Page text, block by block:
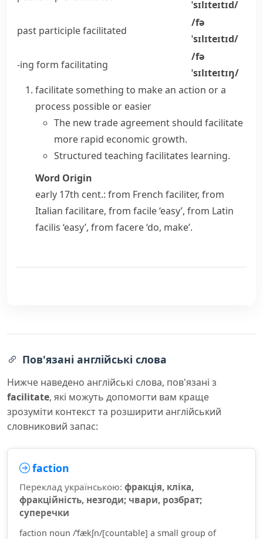
ˈsɪlɪteɪtɪd/
past participlefacilitated
/fə
ˈsɪlɪteɪtɪd/
-ing form facilitating
/fə
ˈsɪlɪteɪtɪŋ/
facilitate something to make an action or a
process possible or easier
The new trade agreement should facilitate
more rapid economic growth.
Structured teaching facilitates learning.
Word Origin
early 17th cent.: from French faciliter, from
Italian facilitare, from facile‘easy’, from Latin
facilis ‘easy’, from facere‘do, make’.
Пов'язані англійські слова
Нижче наведено англійські слова, пов'язані з
facilitate, які можуть допомогти вам краще
зрозуміти контекст та розширити англійський
словниковий запас:
faction
Переклад українською: фракція, кліка,
фракційність, незгоди; чвари, розбрат;
суперечки
faction noun /ˈfækʃn/[countable] a small group of